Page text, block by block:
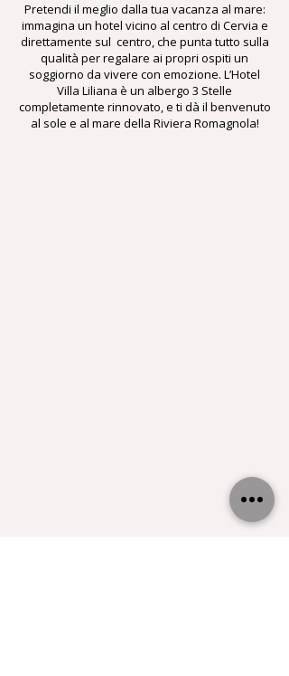
Pretendi il meglio dalla tua vacanza al mare:
immagina un hotel vicino al centro di Cervia e
direttamente sul centro, che punta tutto sulla
qualità per regalare ai propri ospiti un
soggiorno da vivere con emozione. L’Hotel
Villa Liliana è un albergo 3 Stelle
completamente rinnovato, e ti dà il benvenuto
al sole e al mare della Riviera Romagnola!